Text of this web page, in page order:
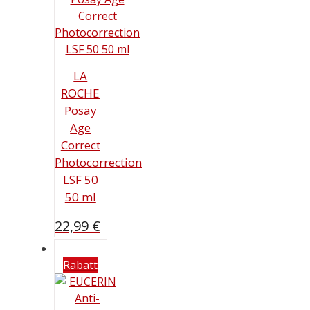
LA
ROCHE
Posay
Age
Correct
Photocorrection
LSF 50
50 ml
22,99 €
Rabatt